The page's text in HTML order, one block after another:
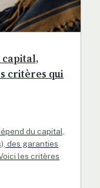
capital,
critères qui
du capital,
des garanties
les critères